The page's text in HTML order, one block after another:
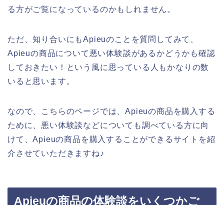
る方がご覧になっているのかもしれません。
ただ、知り合いにもApieuのことを質問してみて、
Apieuの商品について悪い体験談があるかどうかも確認
しておきたい！という風に思っている人もかなりの数
いると思います。
なので、こちらのページでは、Apieuの商品を購入する
ために、悪い体験談などについても調べている方に向
けて、Apieuの商品を購入することができるサイトを紹
介させていただきますね♪
Apieuの商品の体験談をいくつかご